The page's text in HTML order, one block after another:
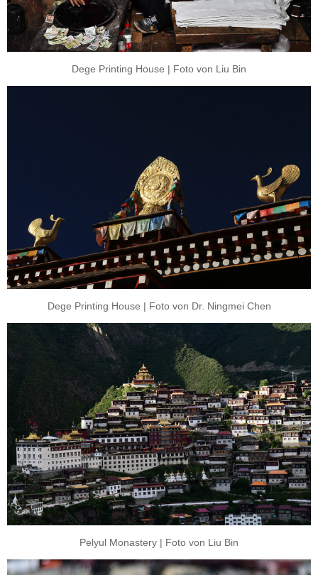
Dege Printing House | Foto von Liu Bin
Dege Printing House | Foto von Dr. Ningmei Chen
Pelyul Monastery | Foto von Liu Bin